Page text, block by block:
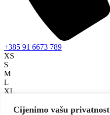
Cijenimo vašu privatnost
+385 91 6673 789
XS
S
M
L
XL
3XL